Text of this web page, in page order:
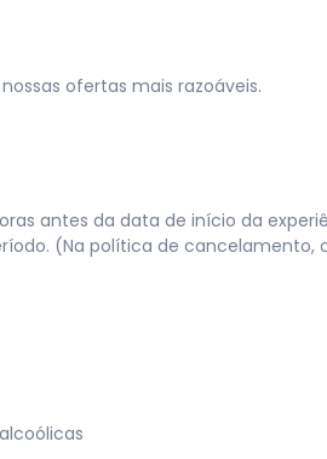
ofertas mais razoáveis.
antes da data de início da
(Na política de cancelamento,